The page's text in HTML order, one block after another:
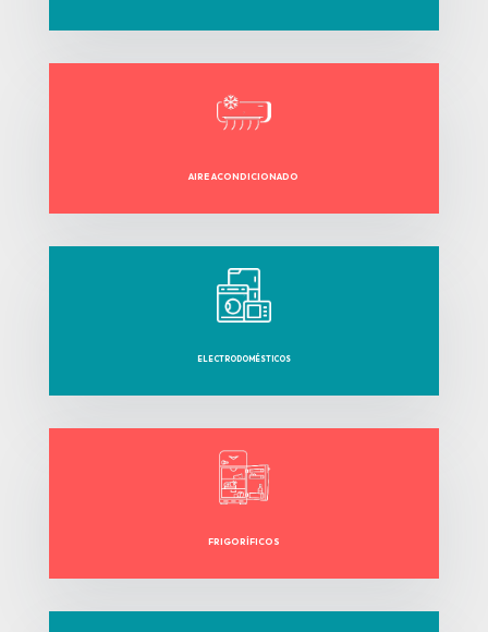
AIRE ACONDICIONADO
ELECTRODOMÉSTICOS
FRIGORÍFICOS